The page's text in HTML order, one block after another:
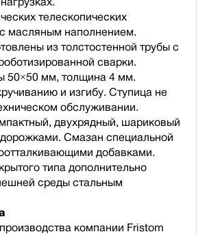
телескопических
масляным наполнением.
из толстостенной трубы с
сварки.
50×50 мм, толщина 4 мм.
и изгибу. Ступица не
обслуживании.
двухрядный, шариковый
Смазан специальной
добавками.
типа дополнительно
среды стальным
компании Fristom